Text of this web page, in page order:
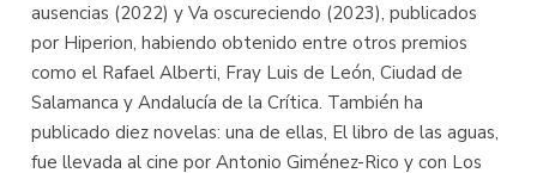
ausencias (2022) y Va oscureciendo (2023), publicados
por Hiperion, habiendo obtenido entre otros premios
como el Rafael Alberti, Fray Luis de León, Ciudad de
Salamanca y Andalucía de la Crítica. También ha
publicado diez novelas: una de ellas, El libro de las aguas,
fue llevada al cine por Antonio Giménez-Rico y con Los